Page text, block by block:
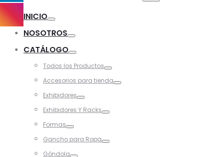
for:
INICIO
NOSOTROS
CATÁLOGO
Todos los Productos
Accesorios para tienda
Exhibidores
Exhibidores Y Racks
Formas
Gancho para Ropa
Góndola